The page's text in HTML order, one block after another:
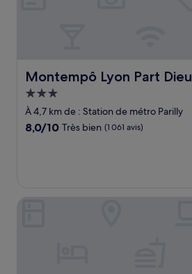
Montempô Lyon Part Dieu
Montempô Lyon Part Dieu
Hébergement
3.0 étoiles
À 4,7 km de : Station de métro Parilly
8.0
8,0/10 Très bien (1 061 avis)